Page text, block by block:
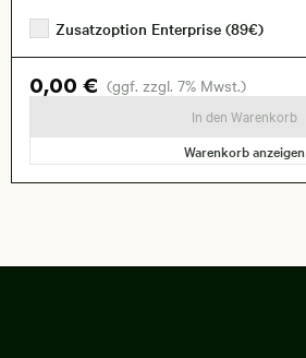
Zusatzoption Enterprise (89€)
0,00 € (ggf. zzgl. 7% Mwst.)
In den Warenkorb
Warenkorb anzeigen
tbild des
W
ünde